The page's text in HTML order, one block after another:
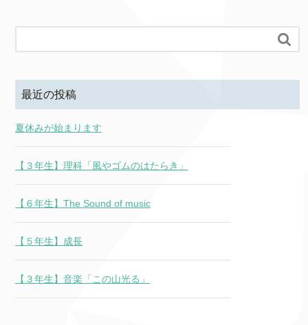

最近の投稿
夏休みが始まります
【３年生】理科「風やゴムのはたらき」
【６年生】The Sound of music
【５年生】成長
【３年生】音楽「この山光る」